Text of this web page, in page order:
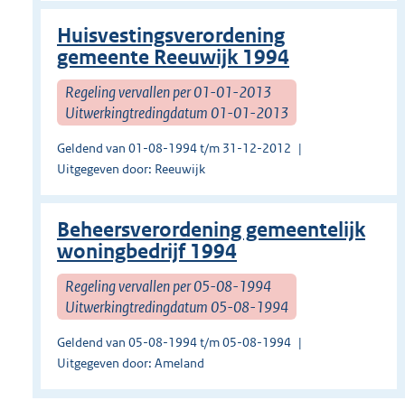
Huisvestingsverordening
gemeente Reeuwijk 1994
Regeling vervallen per 01-01-2013
Uitwerkingtredingdatum 01-01-2013
Geldend van 01-08-1994 t/m 31-12-2012
Uitgegeven door: Reeuwijk
Beheersverordening gemeentelijk
woningbedrijf 1994
Regeling vervallen per 05-08-1994
Uitwerkingtredingdatum 05-08-1994
Geldend van 05-08-1994 t/m 05-08-1994
Uitgegeven door: Ameland